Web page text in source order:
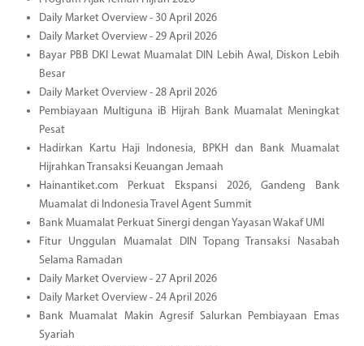
Daily Market Overview - 30 April 2026
Daily Market Overview - 29 April 2026
Bayar PBB DKI Lewat Muamalat DIN Lebih Awal, Diskon Lebih
Besar
Daily Market Overview - 28 April 2026
Pembiayaan Multiguna iB Hijrah Bank Muamalat Meningkat
Pesat
Hadirkan Kartu Haji Indonesia, BPKH dan Bank Muamalat
Hijrahkan Transaksi Keuangan Jemaah
Hainantiket.com Perkuat Ekspansi 2026, Gandeng Bank
Muamalat di Indonesia Travel Agent Summit
Bank Muamalat Perkuat Sinergi dengan Yayasan Wakaf UMI
Fitur Unggulan Muamalat DIN Topang Transaksi Nasabah
Selama Ramadan
Daily Market Overview - 27 April 2026
Daily Market Overview - 24 April 2026
Bank Muamalat Makin Agresif Salurkan Pembiayaan Emas
Syariah